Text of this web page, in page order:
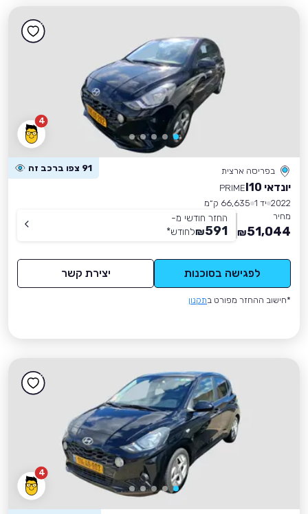
4
בפריסה ארצית 91 צפו ברכב זה
יונדאי I10
PRIME
2022 יד 1
66,635 ק״מ
מחיר
51,044
₪
החזר חודשי מ-
591
₪לחודש*
לפגישה בסוכנות יצירת קשר
*חישוב ההחזר מפורט בתקנון
4